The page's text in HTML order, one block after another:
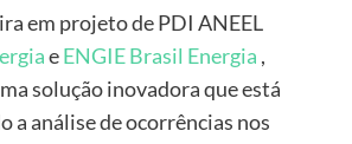
em projeto de PDI ANEEL
eENGIE Brasil Energia ,
solução inovadora que está
a análise de ocorrências nos